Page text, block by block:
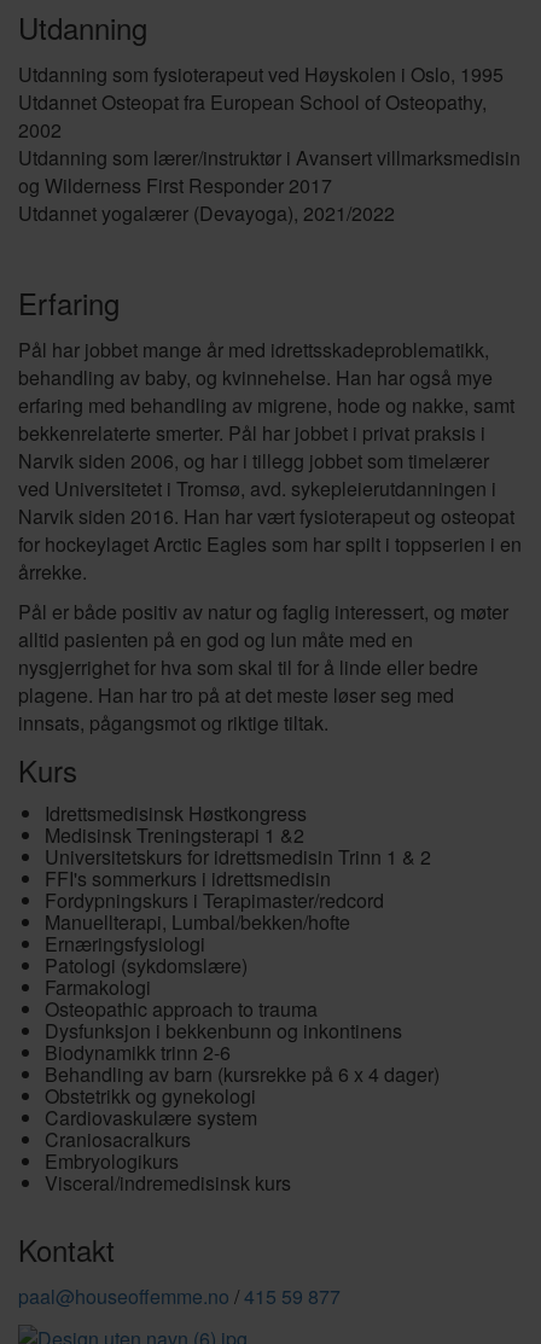
Utdanning
Utdanning som fysioterapeut ved Høyskolen i Oslo, 1995
Utdannet Osteopat fra European School of Osteopathy,
2002
Utdanning som lærer/instruktør i Avansert villmarksmedisin
og Wilderness First Responder 2017
Utdannet yogalærer (Devayoga), 2021/2022
Erfaring
Pål har jobbet mange år med idrettsskadeproblematikk,
behandling av baby, og kvinnehelse. Han har også mye
erfaring med behandling av migrene, hode og nakke, samt
bekkenrelaterte smerter. Pål har jobbet i privat praksis i
Narvik siden 2006, og har i tillegg jobbet som timelærer
ved Universitetet i Tromsø, avd. sykepleierutdanningen i
Narvik siden 2016. Han har vært fysioterapeut og osteopat
for hockeylaget Arctic Eagles som har spilt i toppserien i en
årrekke.
Pål er både positiv av natur og faglig interessert, og møter
alltid pasienten på en god og lun måte med en
nysgjerrighet for hva som skal til for å linde eller bedre
plagene. Han har tro på at det meste løser seg med
innsats, pågangsmot og riktige tiltak.
Kurs
Idrettsmedisinsk Høstkongress
Medisinsk Treningsterapi 1 &2
Universitetskurs for idrettsmedisin Trinn 1 & 2
FFI's sommerkurs i idrettsmedisin
Fordypningskurs i Terapimaster/redcord
Manuellterapi, Lumbal/bekken/hofte
Ernæringsfysiologi
Patologi (sykdomslære)
Farmakologi
Osteopathic approach to trauma
Dysfunksjon i bekkenbunn og inkontinens
Biodynamikk trinn 2-6
Behandling av barn (kursrekke på 6 x 4 dager)
Obstetrikk og gynekologi
Cardiovaskulære system
Craniosacralkurs
Embryologikurs
Visceral/indremedisinsk kurs
Kontakt
paal@houseoffemme.no /415 59 877